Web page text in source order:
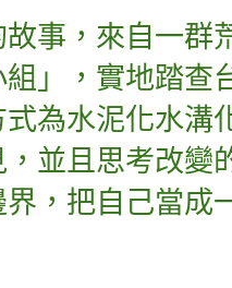
事，來自一群
組」，實地踏
為水泥化水溝
並且思考改變
，把自己當成